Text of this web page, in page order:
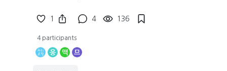
1 4 136
4 participants
웅 맥 므